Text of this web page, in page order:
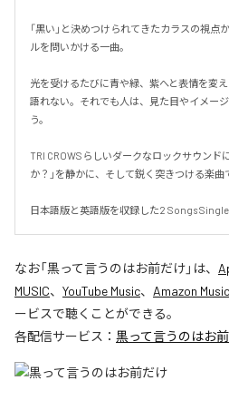
「黒い」と決めつけられてきたカラスの視
ルを問いかける一曲。
光を受けるたびに青や緑、紫へと表情を変
語れない。それでも人は、見た目やイメー
う。
TRI CROWSらしいダークなロックサウンド
か？」を静かに、そして鋭く突きつける楽曲
日本語版と英語版を収録した2 Songs Single
なお「黒って言うのはお前だけ」は、
MUSIC、 YouTube Music、 Amazon
ービスで聴くことができる。
各配信サービス： 黒って言うのはお